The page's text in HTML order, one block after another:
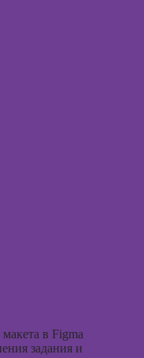
в Figma
задания и